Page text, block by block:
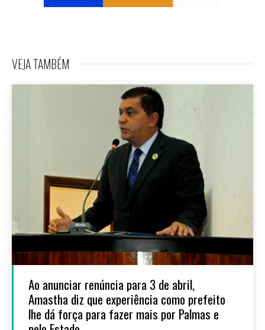
VEJA TAMBÉM
Ao anunciar renúncia para 3 de abril,
Amastha diz que experiência como prefeito
lhe dá força para fazer mais por Palmas e